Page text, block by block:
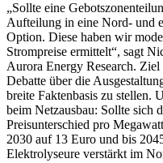
„Sollte eine
Aufteilung in eine Nord- und
Option. Diese haben wir
Strompreise ermittelt“, sagt
Aurora Energy Research.
Debatte über die
breite Faktenbasis zu stellen.
beim Netzausbau: Sollte sich
Preisunterschied pro
2030 auf 13 Euro und bis
Elektrolyseure verstärkt im